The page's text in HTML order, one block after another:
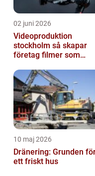
02 juni 2026
Videoproduktion
stockholm så skapar
företag filmer som
10 maj 2026
Dränering: Grunden
ett friskt hus